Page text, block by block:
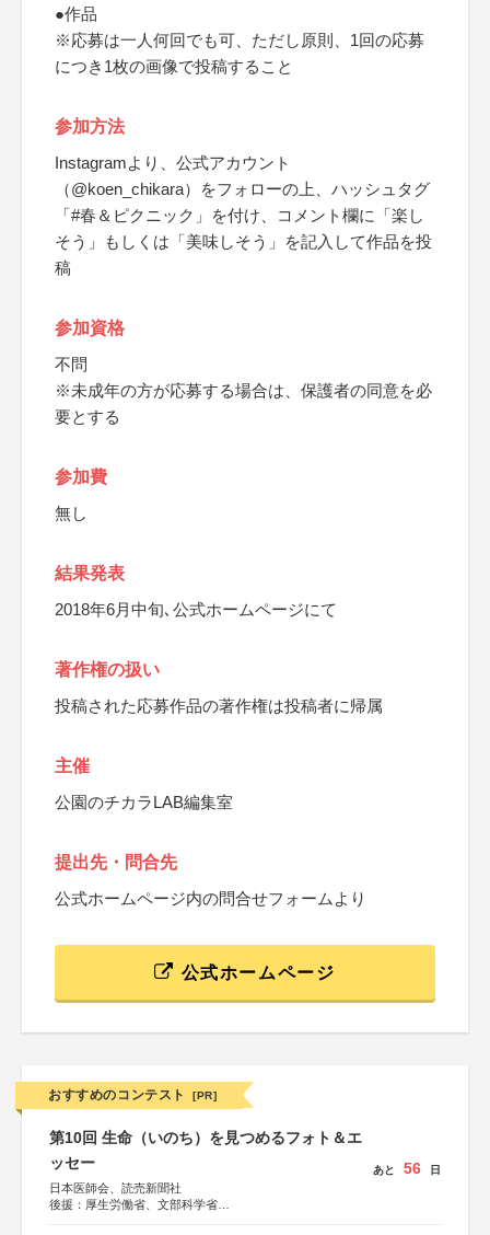
●作品
※応募は一人何回でも可、ただし原則、1回の応募
につき1枚の画像で投稿すること
参加方法
Instagramより、公式アカウント
（@koen_chikara）をフォローの上、ハッシュタグ
「#春＆ピクニック」を付け、コメント欄に「楽し
そう」もしくは「美味しそう」を記入して作品を投
稿
参加資格
不問
※未成年の方が応募する場合は、保護者の同意を必
要とする
参加費
無し
結果発表
2018年6月中旬､公式ホームページにて
著作権の扱い
投稿された応募作品の著作権は投稿者に帰属
主催
公園のチカラLAB編集室
提出先・問合先
公式ホームページ内の問合せフォームより
公式ホームページ
おすすめのコンテスト [PR]
第10回 生命（いのち）を見つめるフォト＆エ
ッセー
日本医師会、読売新聞社
後援：厚生労働省、文部科学省
あと 56 日